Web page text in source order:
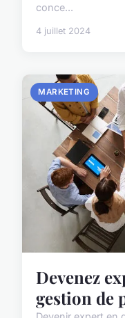
conce...
4 juillet 2024
MARKETING
Devenez
gestion de